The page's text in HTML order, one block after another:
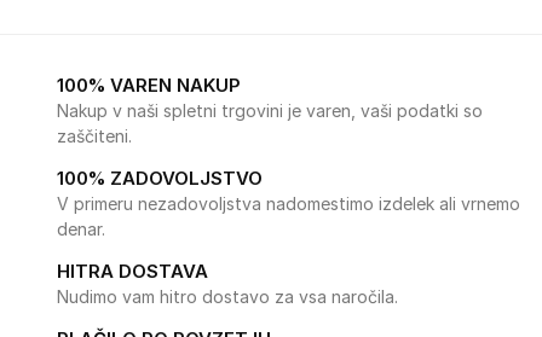
100% VAREN NAKUP
Nakup v naši spletni trgovini je varen, vaši podatki so
zaščiteni.
100% ZADOVOLJSTVO
V primeru nezadovoljstva nadomestimo izdelek ali vrnemo
denar.
HITRA DOSTAVA
Nudimo vam hitro dostavo za vsa naročila.